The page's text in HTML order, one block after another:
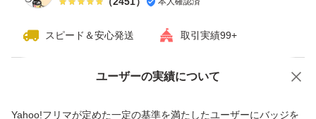
スピード＆安心発送 取引実績99+
ユーザーの実績について
Yahoo!フリマが定めた一定の基準を満たしたユーザーにバッジを
価格の相談 商品への質問